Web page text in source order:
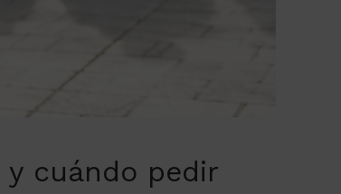
y cuándo pedir